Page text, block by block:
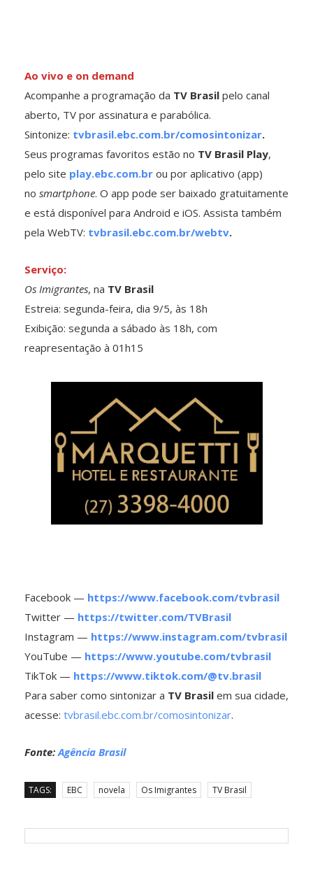
Ao vivo e on demand
Acompanhe a programação da TV Brasil pelo canal
aberto, TV por assinatura e parabólica.
Sintonize: tvbrasil.ebc.com.br/comosintonizar.
Seus programas favoritos estão no TV Brasil Play,
pelo site play.ebc.com.br ou por aplicativo (app)
no smartphone. O app pode ser baixado gratuitamente
e está disponível para Android e iOS. Assista também
pela WebTV: tvbrasil.ebc.com.br/webtv.
Serviço:
Os Imigrantes, na TV Brasil
Estreia: segunda-feira, dia 9/5, às 18h
Exibição: segunda a sábado às 18h, com
reapresentação à 01h15
Facebook — https://www.facebook.com/tvbrasil
Twitter — https://twitter.com/TVBrasil
Instagram — https://www.instagram.com/tvbrasil
YouTube — https://www.youtube.com/tvbrasil
TikTok — https://www.tiktok.com/@tv.brasil
Para saber como sintonizar a TV Brasil em sua cidade,
acesse: tvbrasil.ebc.com.br/comosintonizar.
Fonte:Agência Brasil
TAGS: EBC novela Os Imigrantes TV Brasil